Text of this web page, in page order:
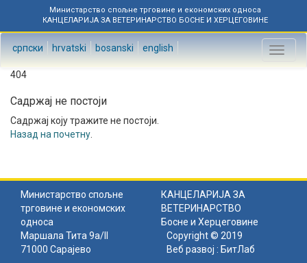
Министарство спољне трговине и економских односа
КАНЦЕЛАРИЈА ЗА ВЕТЕРИНАРСТВО БОСНЕ И ХЕРЦЕГОВИНЕ
српски hrvatski bosanski english
Toggle
404
Садржај не постоји
Садржај коју тражите не постоји.
Назад на почетну
Министарство спољне
трговине и економских
односа
КАНЦЕЛАРИЈА ЗА
ВЕТЕРИНАРСТВО
Босне и Херцеговине
Маршала Тита 9а/II
71000 Сарајево
Copyright © 2019
Веб развој : БитЛаб